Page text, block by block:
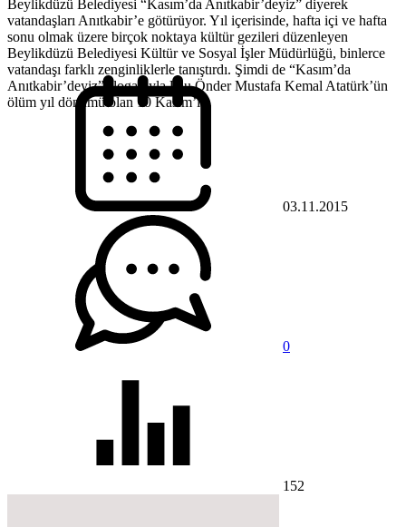
Beylikdüzü Belediyesi “Kasım’da Anıtkabir’deyiz” diyerek
vatandaşları Anıtkabir’e götürüyor. Yıl içerisinde, hafta içi ve hafta
sonu olmak üzere birçok noktaya kültür gezileri düzenleyen
Beylikdüzü Belediyesi Kültür ve Sosyal İşler Müdürlüğü, binlerce
vatandaşı farklı zenginliklerle tanıştırdı. Şimdi de “Kasım’da
Anıtkabir’deyiz” sloganıyla Ulu Önder Mustafa Kemal Atatürk’ün
ölüm yıl dönümü olan 10 Kasım’ı...
03.11.2015
0
152